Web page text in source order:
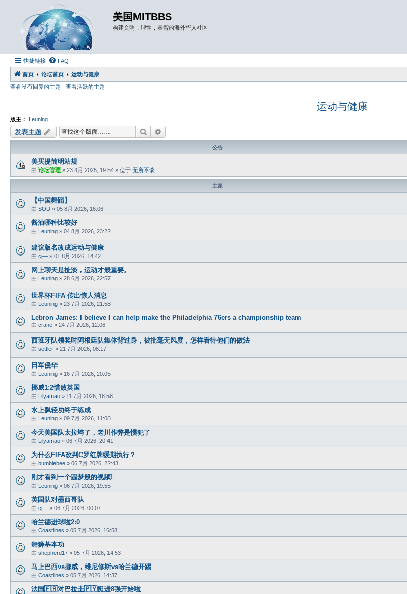
美国MITBBS
构建文明，理性，睿智的海外华人社区
快捷链接 FAQ
首页 论坛首页
运动与健康
查看没有回复的主题
查看活跃的主题
运动与健康
版主： Leuning
发表主题 搜索
公告
美买提简明站规
由 论坛管理 » 23 4月 2025, 19:54 » 位于 无所不谈
主题
【中国舞蹈】
由 SOD » 05 8月 2026, 16:06
酱油哪种比较好
由 Leuning » 04 8月 2026, 23:22
建议版名改成运动与健康
由 cj— » 01 8月 2026, 14:42
网上聊天是扯淡，运动才最重要。
由 Leuning » 28 6月 2026, 22:57
世界杯FIFA 传出惊人消息
由 Leuning » 23 7月 2026, 21:58
Lebron James: I believe I can help make the Philadelphia 76ers a championship team
由 crane » 24 7月 2026, 12:06
西班牙队领奖时阿根廷队集体背过身，被批毫无风度，怎样看待他们的做法
由 settler » 21 7月 2026, 08:17
日军侵华
由 Leuning » 16 7月 2026, 20:05
挪威1:2惜败英国
由 Lilyamao » 11 7月 2026, 18:58
水上飘轻功终于练成
由 Leuning » 09 7月 2026, 11:08
今天美国队太拉垮了，老川作弊是惯犯了
由 Lilyamao » 06 7月 2026, 20:41
为什么FIFA改判C罗红牌缓期执行？
由 bumblebee » 06 7月 2026, 22:43
刚才看到一个噩梦般的视频!
由 Leuning » 06 7月 2026, 19:55
英国队对墨西哥队
由 cj— » 06 7月 2026, 00:07
哈兰德进球啦2:0
由 Coastlines » 05 7月 2026, 16:58
舞狮基本功
由 shepherd17 » 05 7月 2026, 14:53
马上巴西vs挪威，维尼修斯vs哈兰德开踢
由 Coastlines » 05 7月 2026, 14:37
法国🇫🇷对巴拉圭🇵🇾挺进8强开始啦